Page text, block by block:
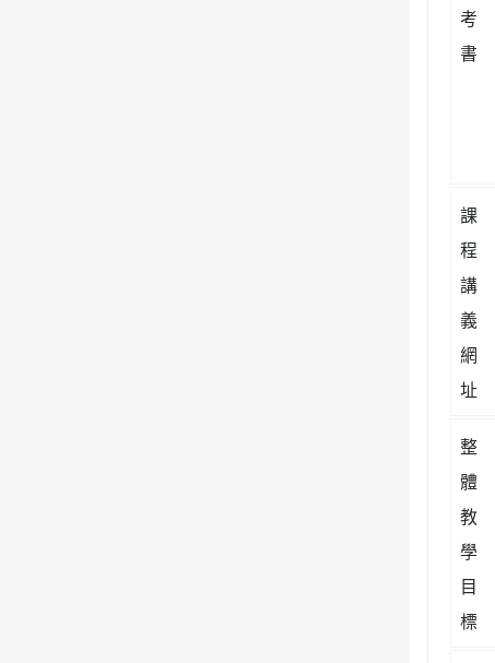
考
書
課
程
講
義
網
址
整
體
教
學
目
標